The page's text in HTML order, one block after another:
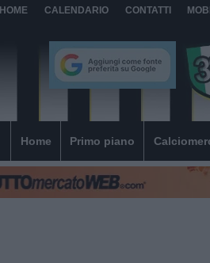
HOME CALENDARIO CONTATTI
Home Primo piano